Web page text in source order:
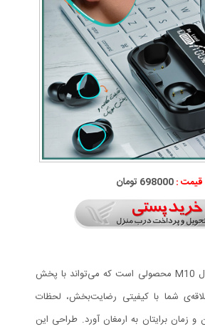
قیمت :698000 تومان
هندزفری بلوتوثی مدل M10 محصولی است که می‌تواند با پخش
شما با کیفیتی رضایت‌بخش، لحظات
زمان برایتان به ارمغان آورد. طراحی این